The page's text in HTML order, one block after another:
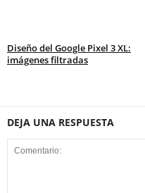
Diseño del Google Pixel 3 XL:
imágenes filtradas
DEJA UNA RESPUESTA